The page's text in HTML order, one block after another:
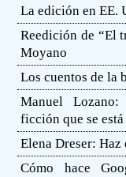
La edición en EE.
Reedición de “El
Moyano
Los cuentos de la
Manuel
ficción que se
Elena Dreser:
Cómo hace